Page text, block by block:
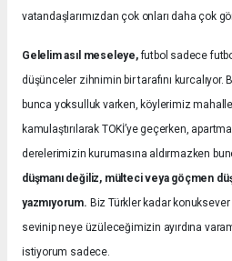
vatandaşlarımızdan çok onları daha çok
Gelelim asıl meseleye,futbol sadece
düşünceler zihnimin bir tarafını
bunca yoksulluk varken, köylerimiz
kamulaştırılarak TOKİ’ye geçerken,
derelerimizin kurumasına aldırmazken
düşmanı değiliz, mülteci veya göçmen
yazmıyorum. Biz Türkler kadar
sevinip neye üzüleceğimizin ayırdına
istiyorum sadece.